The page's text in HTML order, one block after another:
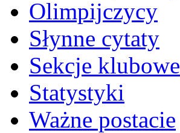
Olimpijczycy
Słynne cytaty
Sekcje klubowe
Statystyki
Ważne postacie